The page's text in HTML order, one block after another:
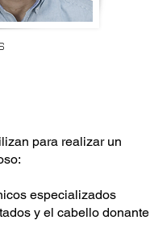
para realizar un
especializados
y el cabello donante